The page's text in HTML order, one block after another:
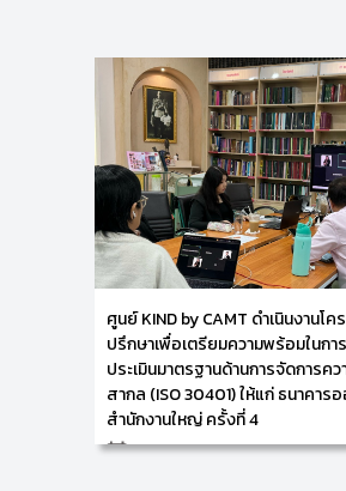
ศูนย์ KIND by CAMT ดำเนินงานโค
ปรึกษาเพื่อเตรียมความพร้อมในกา
ประเมินมาตรฐานด้านการจัดการค
สากล (ISO 30401) ให้แก่ ธนาคาร
สำนักงานใหญ่ ครั้งที่ 4
19/11/2024